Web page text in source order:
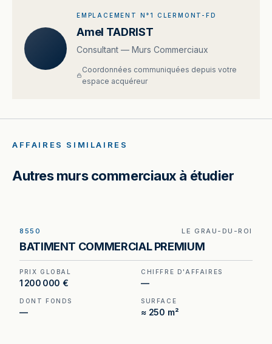
EMPLACEMENT N°1 CLERMONT-FD
Amel TADRIST
Consultant — Murs Commerciaux
Coordonnées communiquées depuis votre
espace acquéreur
AFFAIRES SIMILAIRES
Autres murs commerciaux à étudier
de 1 200 000 €. (Honoraires à la charge du
8550 LE GRAU-DU-ROI
BATIMENT COMMERCIAL PREMIUM
PRIX GLOBAL
1 200 000 €
CHIFFRE D'AFFAIRES
—
DONT FONDS
—
SURFACE
≈ 250 m²